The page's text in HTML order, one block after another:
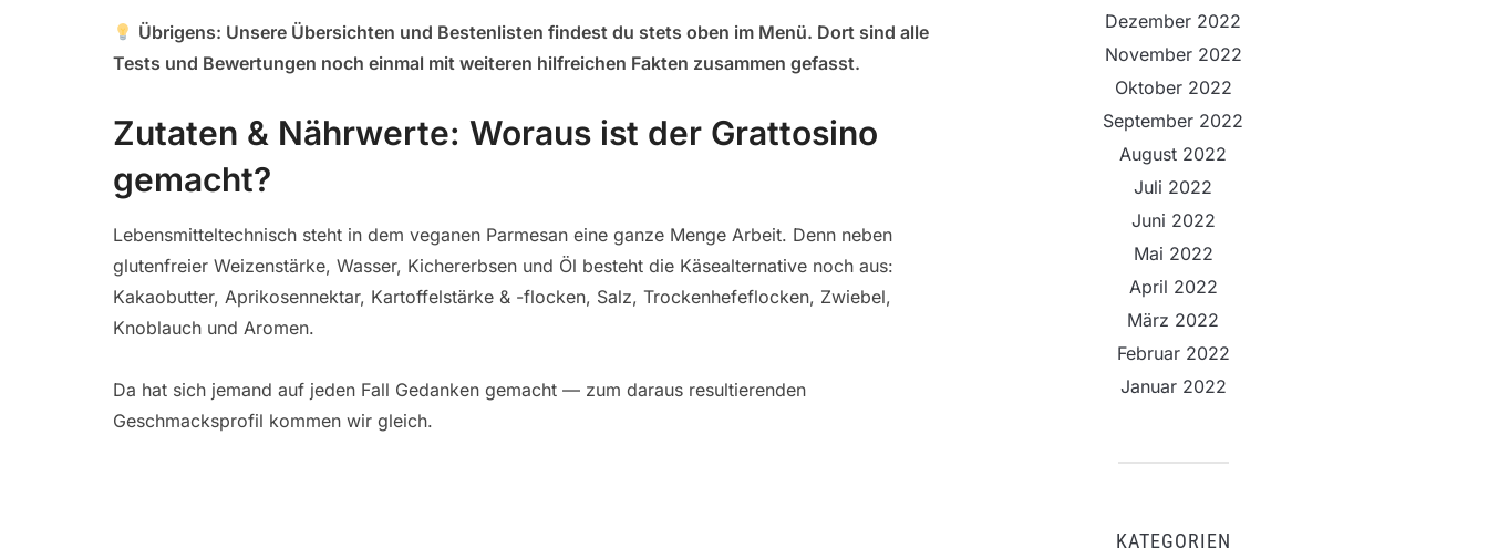
Übrigens: Unsere Übersichten und Bestenlisten findest du stets oben im Menü. Dort sind alle
Tests und Bewertungen noch einmal mit weiteren hilfreichen Fakten zusammen gefasst.
Zutaten & Nährwerte: Woraus ist der Grattosino
gemacht?
Lebensmitteltechnisch steht in dem veganen Parmesan eine ganze Menge Arbeit. Denn neben
glutenfreier Weizenstärke, Wasser, Kichererbsen und Öl besteht die Käsealternative noch aus:
Kakaobutter, Aprikosennektar, Kartoffelstärke & -flocken, Salz, Trockenhefeflocken, Zwiebel,
Knoblauch und Aromen.
Da hat sich jemand auf jeden Fall Gedanken gemacht — zum daraus resultierenden
Geschmacksprofil kommen wir gleich.
Dezember 2022
November 2022
Oktober 2022
September 2022
August 2022
Juli 2022
Juni 2022
Mai 2022
April 2022
März 2022
Februar 2022
Januar 2022
KATEGORIEN